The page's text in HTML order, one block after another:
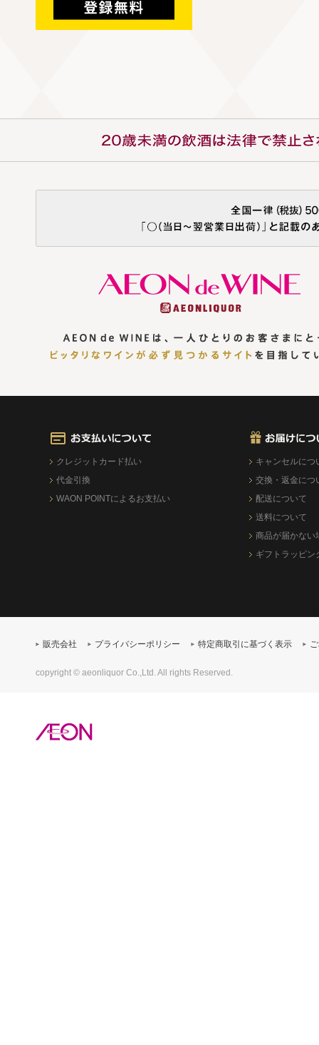
クレジットカード払い
代金引換
WAON POINTによるお支払い
キャンセルにつ
交換・返金につ
配送について
送料について
商品が届かない
ギフトラッピン
販売会社 プライバシーポリシー 特定商取引に基づく表示
copyright © aeonliquor Co.,Ltd. All rights Reserved.